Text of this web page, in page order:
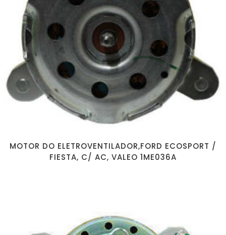
MOTOR DO ELETROVENTILADOR,FORD ECOSPORT /
FIESTA, C/ AC, VALEO 1ME036A